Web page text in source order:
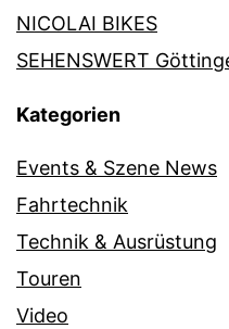
NICOLAI BIKES
SEHENSWERT
Kategorien
Events & Szene News
Fahrtechnik
Technik & Ausrüstung
Touren
Video